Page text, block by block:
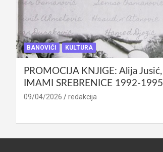
BANOVIĆI KULTURA
PROMOCIJA KNJIGE: Alija Jusić,
IMAMI SREBRENICE 1992-1995
09/04/2026 redakcija